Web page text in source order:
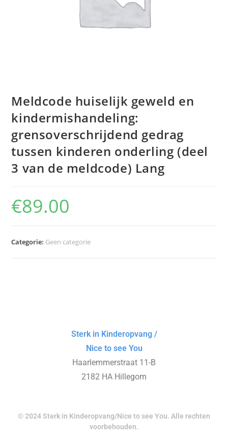
Meldcode huiselijk geweld en
kindermishandeling:
grensoverschrijdend gedrag
tussen kinderen onderling (deel
3 van de meldcode) Lang
€89.00
Categorie: Geen categorie
Sterk in Kinderopvang /
Nice to see You
Haarlemmerstraat 11-B
2182 HA Hillegom
© 2024 Sterk in Kinderopvang/Nice to see You. Alle rechten
voorbehouden.